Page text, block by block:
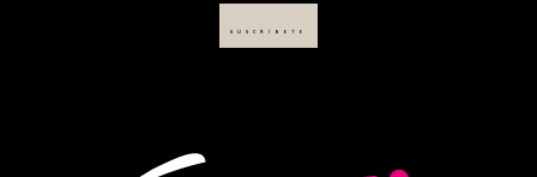
SUSCRÍBETE